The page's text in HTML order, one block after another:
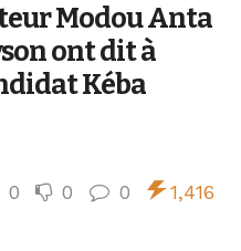
Modou Anta
ont dit à
Kéba
0 0 0 1,416